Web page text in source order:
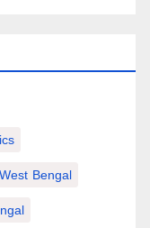
Bengal